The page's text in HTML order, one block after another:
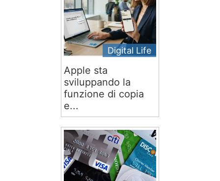
Digital Life
Apple sta
sviluppando la
funzione di copia
e...